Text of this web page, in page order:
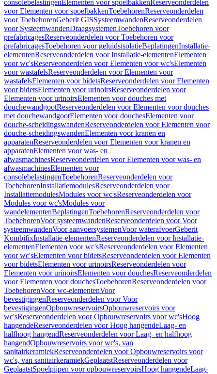
consolebelastingenElementen voor spoelbakkenReserveonderdelen
voor Elementen voor spoelbakkenToebehorenReserveonderdelen
voor ToebehorenGeberit GISSysteemwandenReserveonderdelen
voor SysteemwandenDraagsystemenToebehoren voor
prefabricagesReserveonderdelen voor Toebehoren voor
prefabricagesToebehoren voor geluidsisolatieBeplatingenInstallatie-
elementenReserveonderdelen voor Installatie-elementenElementen
voor wc'sReserveonderdelen voor Elementen voor wc'sElementen
voor wastafelsReserveonderdelen voor Elementen voor
wastafelsElementen voor bidetsReserveonderdelen voor Elementen
voor bidetsElementen voor urinoirsReserveonderdelen voor
Elementen voor urinoirsElementen voor douches met
douchewandgootReserveonderdelen voor Elementen voor douches
met douchewandgootElementen voor douchesElementen voor
douche-scheidingswandenReserveonderdelen voor Elementen voor
douche-scheidingswandenElementen voor kranen en
apparatenReserveonderdelen voor Elementen voor kranen en
apparatenElementen voor was- en
afwasmachinesReserveonderdelen voor Elementen voor was- en
afwasmachinesElementen voor
consolebelastingenToebehorenReserveonderdelen voor
ToebehorenInstallatiemodulesReserveonderdelen voor
InstallatiemodulesModules voor wc'sReserveonderdelen voor
Modules voor wc'sModules voor
wandelementenBeplatingenToebehorenReserveonderdelen voor
ToebehorenVoor systeemwandenReserveonderdelen voor Voor
systeemwandenVoor aanvoersystemenVoor waterafvoerGeberit
KombifixInstallatie-elementenReserveonderdelen voor Installatie-
elementenElementen voor wc'sReserveonderdelen voor Elementen
voor wc'sElementen voor bidetsReserveonderdelen voor Elementen
voor bidetsElementen voor urinoirsReserveonderdelen voor
Elementen voor urinoirsElementen voor douchesReserveonderdelen
voor Elementen voor douchesToebehorenReserveonderdelen voor
ToebehorenVoor wc-elementenVoor
bevestigingenReserveonderdelen voor Voor
bevestigingenOpbouwreservoirsOpbouwreservoirs voor
wc'sReserveonderdelen voor Opbouwreservoirs voor wc'sHoog
hangendeReserveonderdelen voor Hoog hangendeLaag- en
halfhoog hangendReserveonderdelen voor Laag- en halfhoog
hangendOpbouwreservoirs voor wc's, van
sanitairkeramiekReserveonderdelen voor Opbouwreservoirs voor
wc's, van sanitairkeramiekGeplaatstReserveonderdelen voor
GeplaatstSpoelpijpen voor opbouwreservoirsHoog hangendeLaag-